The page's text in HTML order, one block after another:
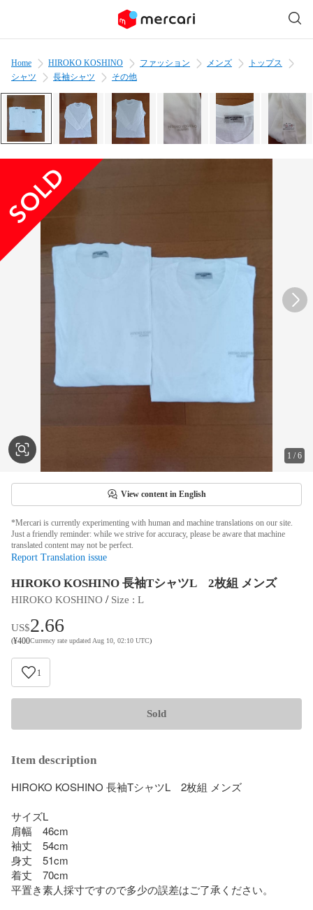
Home HIROKO KOSHINO ファッション メンズ
トップス
シャツ
長袖シャツ その他
1 /6
View content in English
*Mercari is currently experimenting with human and machine translations on our site.
Just a friendly reminder: while we strive for accuracy, please be aware that machine
translated content may not be perfect.
Report Translation issue
HIROKO KOSHINO 長袖TシャツL 2枚組 メンズ
HIROKO KOSHINO / Size : L
US$2.66
(¥400Currency rate updated Aug 10, 02:10 UTC)
1
Sold
Item description
HIROKO KOSHINO 長袖TシャツL　2枚組 メンズ
サイズL
肩幅　46cm
袖丈　54cm
身丈　51cm
着丈　70cm
平置き素人採寸ですので多少の誤差はご了承ください。